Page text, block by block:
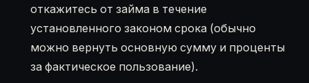
откажитесь от займа в течение
установленного законом срока (обычно
можно вернуть основную сумму и проценты
за фактическое пользование).